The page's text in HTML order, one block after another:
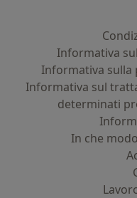
Informativa
Informativa sulla
Informativa sul
determinati
In che